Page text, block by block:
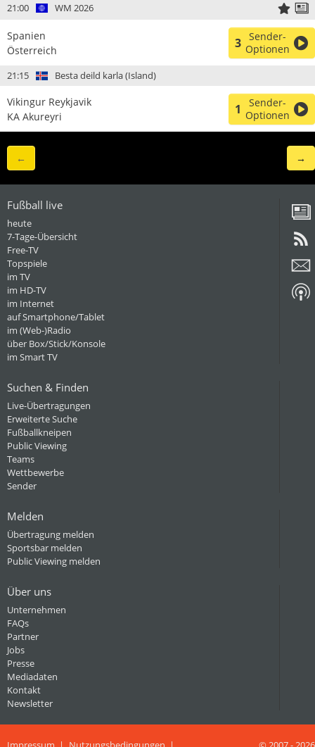
21:00 WM 2026
Spanien
Österreich
3 Sender-
Optionen
21:15 Besta deild karla (Island)
Vikingur Reykjavik
KA Akureyri
1
Sender-
Optionen
← →
Fußball live
heute
7-Tage-Übersicht
Free-TV
Topspiele
im TV
im HD-TV
im Internet
auf Smartphone/Tablet
im (Web-)Radio
über Box/Stick/Konsole
im Smart TV
Suchen & Finden
Live-Übertragungen
Erweiterte Suche
Fußballkneipen
Public Viewing
Teams
Wettbewerbe
Sender
Melden
Übertragung melden
Sportsbar melden
Public Viewing melden
Über uns
Unternehmen
FAQs
Partner
Jobs
Presse
Mediadaten
Kontakt
Newsletter